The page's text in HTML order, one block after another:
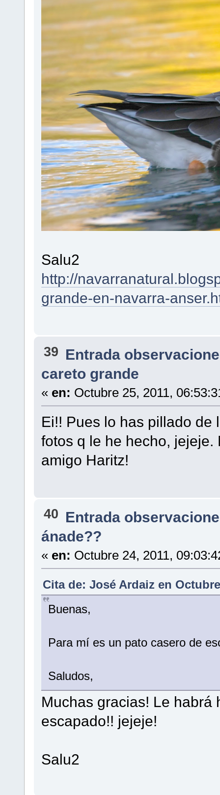
Salu2
http://
grande-en-navarra-
39 Entrada
careto grande
« en: Octubre 25, 2011,
Ei!! Pues lo has pillado de
fotos q le he hecho,
amigo Haritz!
40 Entrada
ánade??
« en: Octubre 24, 2011,
Cita de: José Ardaiz en
Buenas,
Para mí es un pato casero de
Saludos,
Muchas gracias! Le habrá
escapado!! jejeje!
Salu2